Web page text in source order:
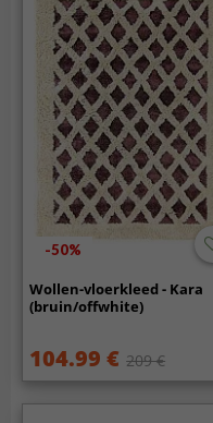
-50%
Wollen-vloerkleed - Kara
(bruin/offwhite)
104.99 € 209 €